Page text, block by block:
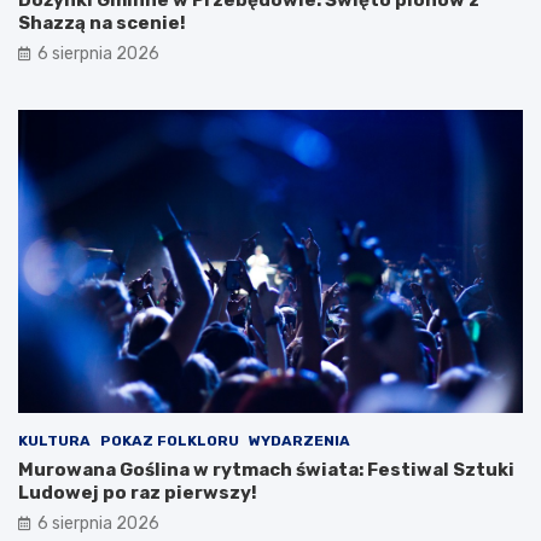
y
i
c
k
i
Shazzą na scenie!
6 sierpnia 2026
KULTURA POKAZ FOLKLORU WYDARZENIA
Murowana Goślina w rytmach świata: Festiwal Sztuki
Ludowej po raz pierwszy!
6 sierpnia 2026